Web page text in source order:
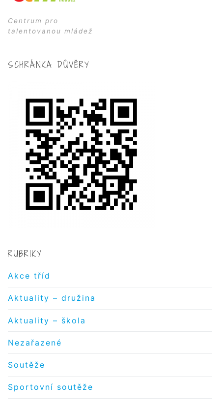
Centrum pro
talentovanou mládež
SCHRÁNKA DŮVĚRY
RUBRIKY
Akce tříd
Aktuality – družina
Aktuality – škola
Nezařazené
Soutěže
Sportovní soutěže